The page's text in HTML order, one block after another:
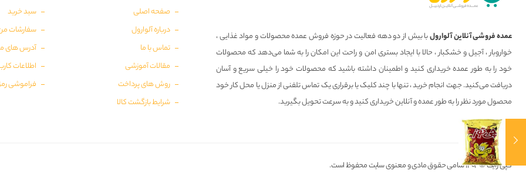
عمده فروشی آنلاین آلوارولبا بیش از دو دهه فعالیت در حوزه فروش عمده محصولات و مواد غذایی ،
خواروبار ، آجیل و خشکبار ، حالا با ایجاد بستری امن و راحت این امکان را به شما می‌دهد که محصولات
خود را به طور عمده خریداری کنید و اطمینان داشته باشید که محصولات خود را خیلی سریع و آسان
دریافت می‌کنید. جهت انجام خرید ، تنها با چند کلیک یا برقراری یک تماس تلفنی از منزل یا محل کار خود
محصول مورد نظر را به طور عمده و آنلاین خریداری کنید و به سرعت تحویل بگیرید.
صفحه اصلی
درباره آلوارول
تماس با ما
مقالات آموزشی
روش های پرداخت
شرایط بازگشت کالا
سبد خرید
سفارشات
آدرس های
اطلاعات
فراموشی
کپی رایت © ۱۴۰۲ تمامی حقوق مادی و معنوی سایت محفوظ است.